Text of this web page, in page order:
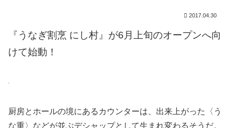
2017.04.30
『うなぎ割烹 にし村』が6月上旬のオープンへ向
けて始動！
厨房とホールの境にあるカウンターは、出来上がった〈う
な重〉などが並ぶデシャップとして生まれ変わるそうだ。